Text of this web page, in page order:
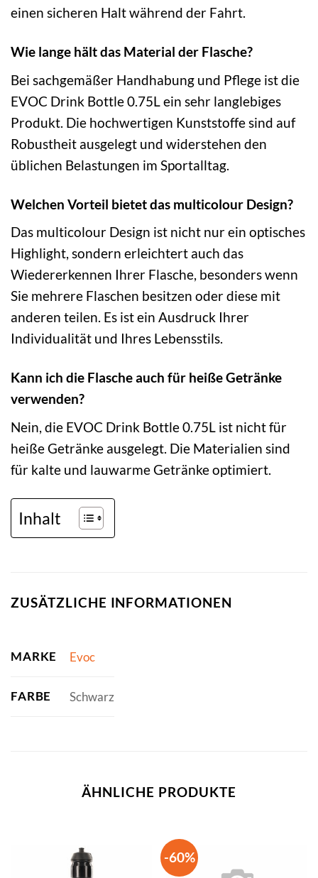
einen sicheren Halt während der Fahrt.
Wie lange hält das Material der Flasche?
Bei sachgemäßer Handhabung und Pflege ist die
EVOC Drink Bottle 0.75L ein sehr langlebiges
Produkt. Die hochwertigen Kunststoffe sind auf
Robustheit ausgelegt und widerstehen den
üblichen Belastungen im Sportalltag.
Welchen Vorteil bietet das multicolour Design?
Das multicolour Design ist nicht nur ein optisches
Highlight, sondern erleichtert auch das
Wiedererkennen Ihrer Flasche, besonders wenn
Sie mehrere Flaschen besitzen oder diese mit
anderen teilen. Es ist ein Ausdruck Ihrer
Individualität und Ihres Lebensstils.
Kann ich die Flasche auch für heiße Getränke
verwenden?
Nein, die EVOC Drink Bottle 0.75L ist nicht für
heiße Getränke ausgelegt. Die Materialien sind
für kalte und lauwarme Getränke optimiert.
Inhalt
ZUSÄTZLICHE INFORMATIONEN
MARKE Evoc
FARBE Schwarz
ÄHNLICHE PRODUKTE
-60%